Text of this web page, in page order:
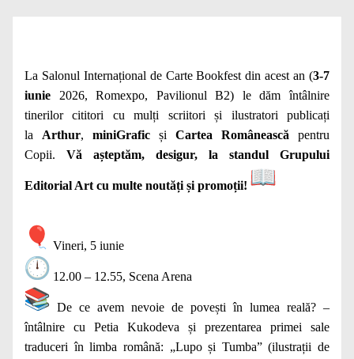
La Salonul Internațional de Carte Bookfest din acest an (3-7
iunie 2026, Romexpo, Pavilionul B2) le dăm întâlnire
tinerilor cititori cu mulți scriitori și ilustratori publicați
la Arthur, miniGrafic și Cartea Românească pentru
Copii. Vă așteptăm, desigur, la standul Grupului
Editorial Art cu multe noutăți și promoții!
Vineri, 5 iunie
12.00 – 12.55, Scena Arena
De ce avem nevoie de povești în lumea reală? –
întâlnire cu Petia Kukodeva și prezentarea primei sale
traduceri în limba română: „Lupo și Tumba” (ilustrații de